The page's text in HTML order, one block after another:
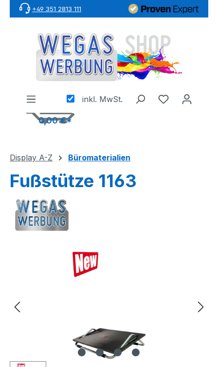
Zum Hauptinhalt springen
+49 351 2813 111
inkl. MwSt.
0,00 €*
Display A-Z Büromaterialien
Fußstütze 1163
Bildergalerie überspringen